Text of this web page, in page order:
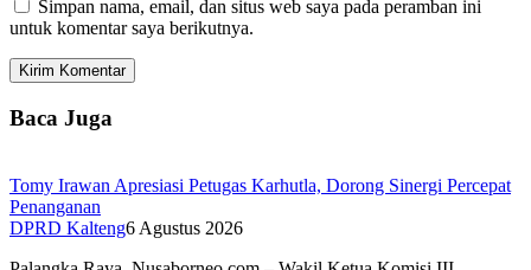
Simpan nama, email, dan situs web saya pada peramban ini
untuk komentar saya berikutnya.
Baca Juga
Tomy Irawan Apresiasi Petugas Karhutla, Dorong Sinergi Percepat
Penanganan
DPRD Kalteng6 Agustus 2026